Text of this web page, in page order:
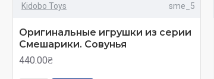
Kidobo Toys sme_5
Оригинальные игрушки из серии
Смешарики. Совунья
440.00₴